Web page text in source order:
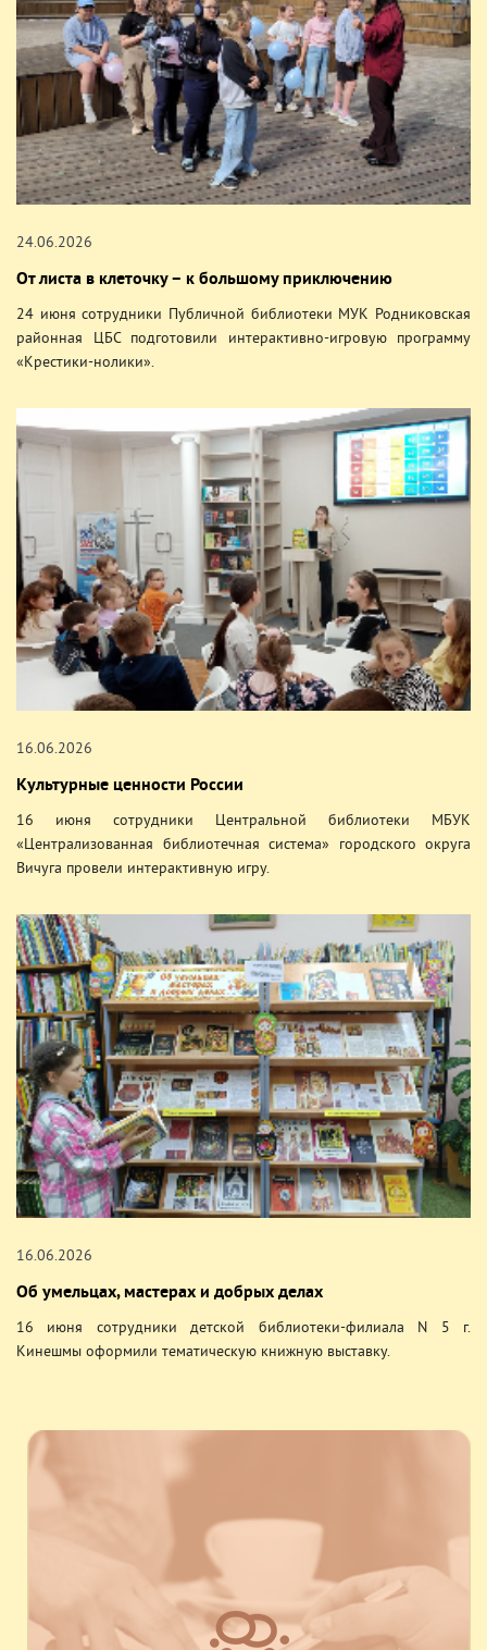
24.06.2026
От листа в клеточку – к большому приключению
24 июня сотрудники Публичной библиотеки МУК Родниковская
районная ЦБС подготовили интерактивно-игровую программу
«Крестики-нолики».
16.06.2026
Культурные ценности России
16 июня сотрудники Центральной библиотеки МБУК
«Централизованная библиотечная система» городского округа
Вичуга провели интерактивную игру.
16.06.2026
Об умельцах, мастерах и добрых делах
16 июня сотрудники детской библиотеки-филиала N 5 г.
Кинешмы оформили тематическую книжную выставку.